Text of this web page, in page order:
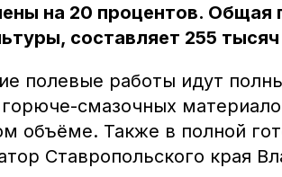
на 20 процентов. Общая
составляет 255 тысяч
полевые работы идут
горюче-смазочных
объёме. Также в полной
Ставропольского края